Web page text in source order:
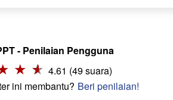
- Penilaian Pengguna
4.61 (49 suara)
ini membantu? Beri penilaian!